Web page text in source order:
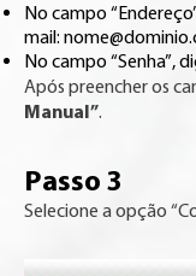
No campo
mail:
No campo “Senha”,
Após preencher os
Manual”.
Passo 3
Selecione a opção